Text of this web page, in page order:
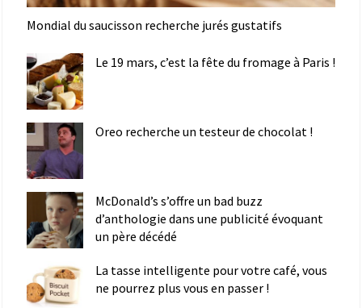
Mondial du saucisson recherche jurés gustatifs
Le 19 mars, c’est la fête du fromage à Paris !
Oreo recherche un testeur de chocolat !
McDonald’s s’offre un bad buzz
d’anthologie dans une publicité évoquant
un père décédé
La tasse intelligente pour votre café, vous
ne pourrez plus vous en passer !